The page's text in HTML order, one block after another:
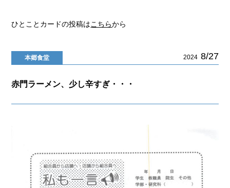
ひとことカードの投稿はこちらから
本郷食堂 2024 8/27
赤門ラーメン、少し辛すぎ・・・